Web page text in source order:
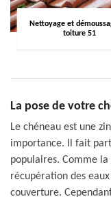
Nettoyage et
toiture 51
La pose de votre
Le chéneau est une
importance. Il fait
populaires. Comme
récupération des
couverture.